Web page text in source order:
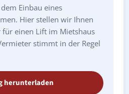
Einbau eines
Hier stellen wir Ihnen
einen Lift im Mietshaus
stimmt in der Regel
herunterladen